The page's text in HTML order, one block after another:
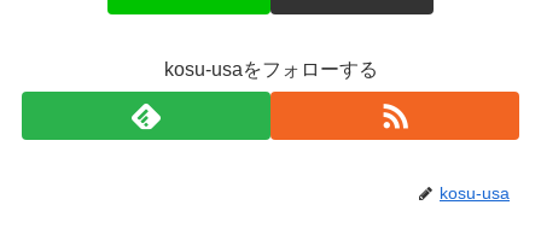
kosu-usaをフォローする
kosu-usa